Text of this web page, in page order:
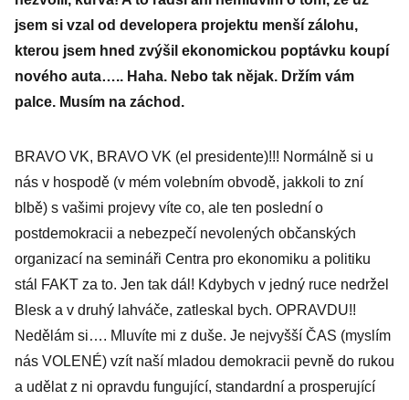
jsem si vzal od developera projektu menší zálohu,
kterou jsem hned zvýšil ekonomickou poptávku koupí
nového auta….. Haha. Nebo tak nějak. Držím vám
palce. Musím na záchod.
BRAVO VK, BRAVO VK (el presidente)!!! Normálně si u
nás v hospodě (v mém volebním obvodě, jakkoli to zní
blbě) s vašimi projevy víte co, ale ten poslední o
postdemokracii a nebezpečí nevolených občanských
organizací na semináři Centra pro ekonomiku a politiku
stál FAKT za to. Jen tak dál! Kdybych v jedný ruce nedržel
Blesk a v druhý lahváče, zatleskal bych. OPRAVDU!!
Nedělám si…. Mluvíte mi z duše. Je nejvyšší ČAS (myslím
nás VOLENÉ) vzít naší mladou demokracii pevně do rukou
a udělat z ni opravdu fungující, standardní a prosperující